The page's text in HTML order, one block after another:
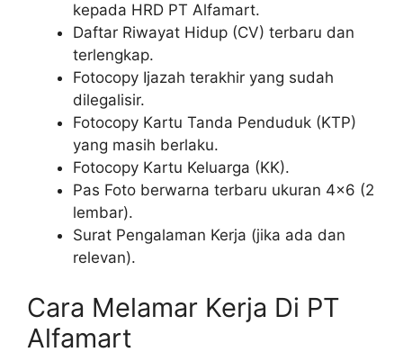
kepada HRD PT Alfamart.
Daftar Riwayat Hidup (CV) terbaru dan
terlengkap.
Fotocopy Ijazah terakhir yang sudah
dilegalisir.
Fotocopy Kartu Tanda Penduduk (KTP)
yang masih berlaku.
Fotocopy Kartu Keluarga (KK).
Pas Foto berwarna terbaru ukuran 4×6 (2
lembar).
Surat Pengalaman Kerja (jika ada dan
relevan).
Cara Melamar Kerja Di PT
Alfamart